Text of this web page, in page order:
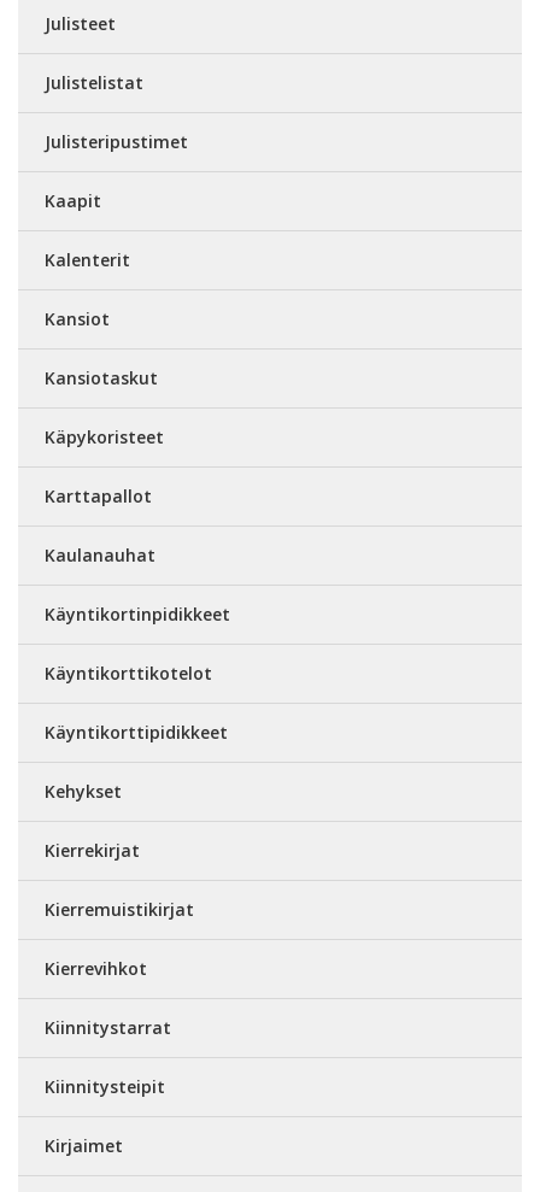
Julisteet
Julistelistat
Julisteripustimet
Kaapit
Kalenterit
Kansiot
Kansiotaskut
Käpykoristeet
Karttapallot
Kaulanauhat
Käyntikortinpidikkeet
Käyntikorttikotelot
Käyntikorttipidikkeet
Kehykset
Kierrekirjat
Kierremuistikirjat
Kierrevihkot
Kiinnitystarrat
Kiinnitysteipit
Kirjaimet